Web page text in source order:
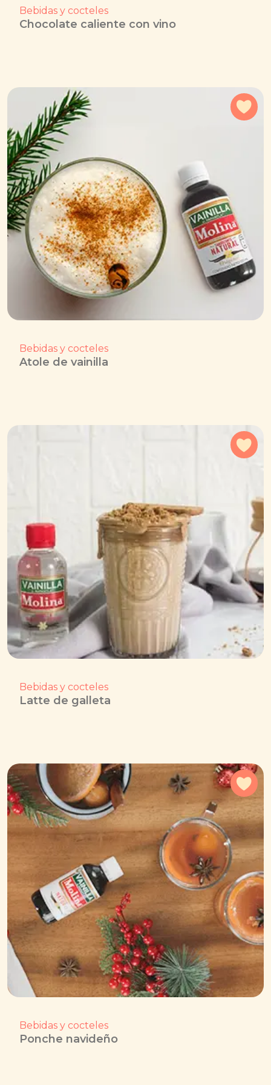
Bebidas y cocteles
Chocolate caliente con vino
Bebidas y cocteles
Atole de vainilla
Bebidas y cocteles
Latte de galleta
Bebidas y cocteles
Ponche navideño